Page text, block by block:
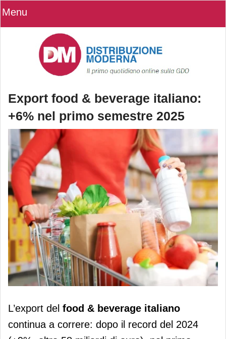
Menu
Export food & beverage italiano:
+6% nel primo semestre 2025
Export food & beverage italiano: +6%
nel primo semestre 2025
L’export del food & beverage italiano
continua a correre: dopo il record del 2024